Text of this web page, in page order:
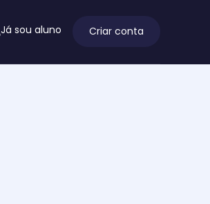
Já sou aluno Criar conta